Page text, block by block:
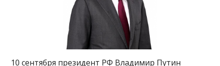
10 сентября президент РФ Владимир Путин